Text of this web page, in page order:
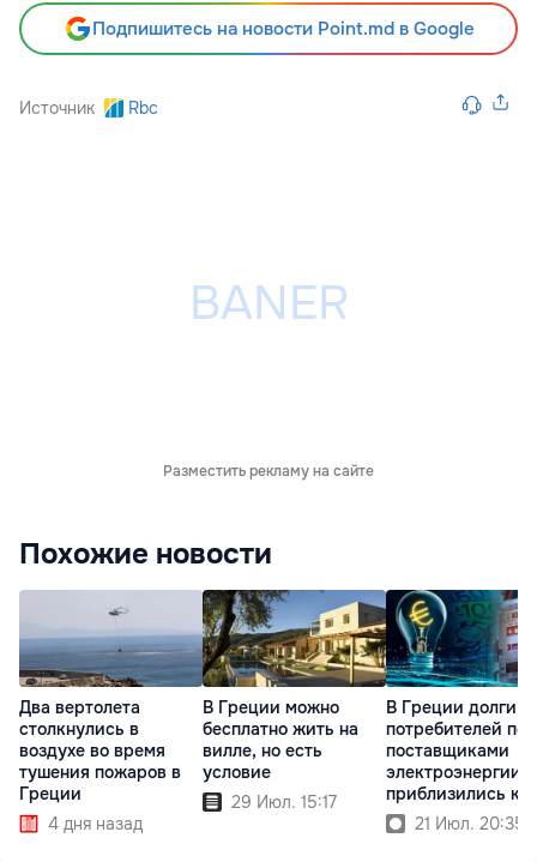
Подпишитесь на новости Point.md в Google
Источник Rbc
Разместить рекламу на сайте
Похожие новости
Два вертолета
столкнулись в
воздухе во время
тушения пожаров в
Греции
4 дня назад
В Греции можно
бесплатно жить на
вилле, но есть
условие
29 Июл. 15:17
В Греции долги
потребителей
поставщиками
электроэнергии
приблизились к
млрд21 Июл. 20:35